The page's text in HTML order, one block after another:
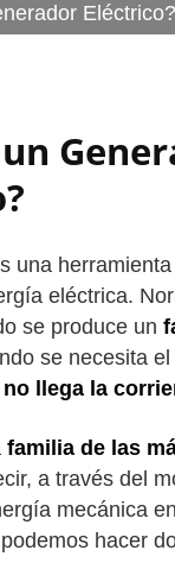
Eléctrico?
una
eléctrica.
se produce un
se necesita
no llega la
familia de las
a través del
mecánica
hacer